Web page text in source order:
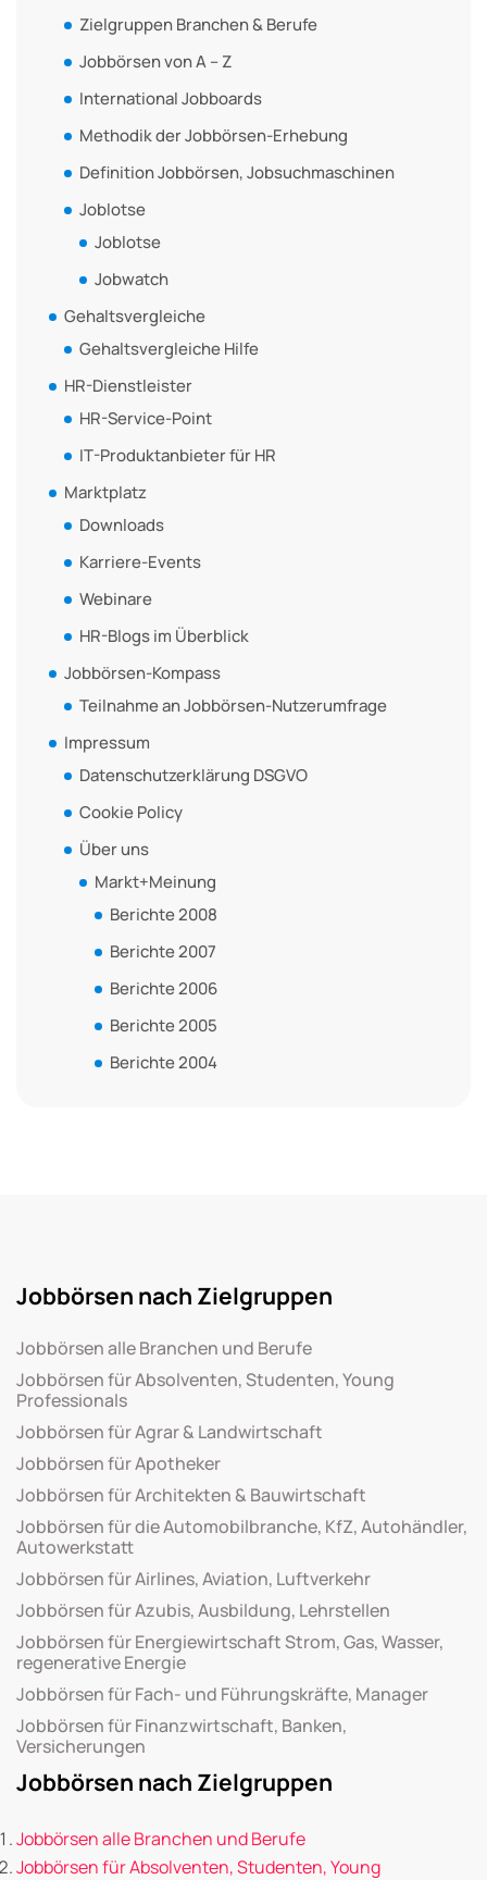
Zielgruppen Branchen & Berufe
Jobbörsen von A – Z
International Jobboards
Methodik der Jobbörsen-Erhebung
Definition Jobbörsen, Jobsuchmaschinen
Joblotse
Joblotse
Jobwatch
Gehaltsvergleiche
Gehaltsvergleiche Hilfe
HR-Dienstleister
HR-Service-Point
IT-Produktanbieter für HR
Marktplatz
Downloads
Karriere-Events
Webinare
HR-Blogs im Überblick
Jobbörsen-Kompass
Teilnahme an Jobbörsen-Nutzerumfrage
Impressum
Datenschutzerklärung DSGVO
Cookie Policy
Über uns
Markt+Meinung
Berichte 2008
Berichte 2007
Berichte 2006
Berichte 2005
Berichte 2004
Jobbörsen nach Zielgruppen
Jobbörsen alle Branchen und Berufe
Jobbörsen für Absolventen, Studenten, Young
Professionals
Jobbörsen für Agrar & Landwirtschaft
Jobbörsen für Apotheker
Jobbörsen für Architekten & Bauwirtschaft
Jobbörsen für die Automobilbranche, KfZ, Autohändler,
Autowerkstatt
Jobbörsen für Airlines, Aviation, Luftverkehr
Jobbörsen für Azubis, Ausbildung, Lehrstellen
Jobbörsen für Energiewirtschaft Strom, Gas, Wasser,
regenerative Energie
Jobbörsen für Fach- und Führungskräfte, Manager
Jobbörsen für Finanzwirtschaft, Banken,
Versicherungen
Jobbörsen nach Zielgruppen
Jobbörsen alle Branchen und Berufe
Jobbörsen für Absolventen, Studenten, Young